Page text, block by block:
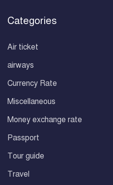
Categories
Air ticket
airways
Currency Rate
Miscellaneous
Money exchange rate
Passport
Tour guide
Travel